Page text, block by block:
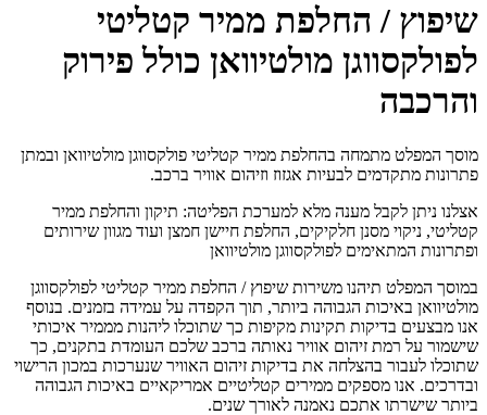
שיפוץ / החלפת ממיר קטליטי
לפולקסווגן מולטיוואן כולל פירוק
והרכבה
מוסך המפלט מתמחה בהחלפת ממיר קטליטי פולקסווגן מולטיוואן ובמתן
פתרונות מתקדמים לבעיות אגזוז וזיהום אוויר ברכב.
אצלנו ניתן לקבל מענה מלא למערכת הפליטה: תיקון והחלפת ממיר
קטליטי, ניקוי מסנן חלקיקים, החלפת חיישן חמצן ועוד מגוון שירותים
ופתרונות המתאימים לפולקסווגן מולטיוואן
במוסך המפלט תיהנו משירות שיפוץ / החלפת ממיר קטליטי לפולקסווגן
מולטיוואן באיכות הגבוהה ביותר, תוך הקפדה על עמידה בזמנים. בנוסף
אנו מבצעים בדיקות תקינות מקיפות כך שתוכלו ליהנות מממיר איכותי
שישמור על רמת זיהום אוויר נאותה ברכב שלכם העומדת בתקנים, כך
שתוכלו לעבור בהצלחה את בדיקות זיהום האוויר שנערכות במכון הרישוי
ובדרכים. אנו מספקים ממירים קטליטיים אמריקאיים באיכות הגבוהה
ביותר שישרתו אתכם נאמנה לאורך שנים.